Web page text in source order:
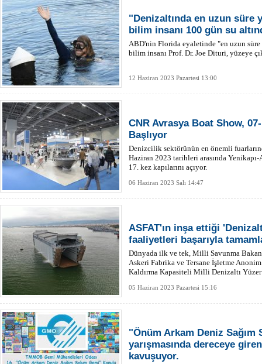
"Denizaltında en uzun süre
bilim insanı 100 gün su
ABD'nin Florida eyaletinde "en uzun süre
bilim insanı Prof. Dr. Joe Dituri, yüzeye
12 Haziran 2023 Pazartesi 13:00
CNR Avrasya Boat Show,
Başlıyor
Denizcilik sektörünün en önemli
Haziran 2023 tarihleri arasında
17. kez kapılarını açıyor.
06 Haziran 2023 Salı 14:47
ASFAT'ın inşa ettiği
faaliyetleri başarıyla
Dünyada ilk ve tek, Milli Savunma
Askeri Fabrika ve Tersane İşletme
Kaldırma Kapasiteli Milli Denizaltı
05 Haziran 2023 Pazartesi 15:16
"Önüm Arkam Deniz Sağım
yarışmasında dereceye
kavuşuyor.